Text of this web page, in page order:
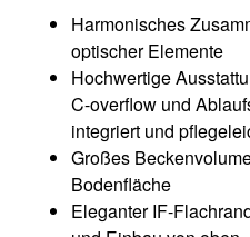
Harmonisches
optischer Elemente
Hochwertige
C-overflow und
integriert und
Großes
Bodenfläche
Eleganter IF-